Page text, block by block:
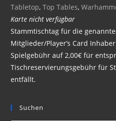
Tabletop,Top Tables,
Karte nicht verfügbar
Stammtischtag für die
Mitglieder/Player’s Card
Spielgebühr auf 2,00€ für
Tischreservierungsgebühr für
entfällt.
Suchen